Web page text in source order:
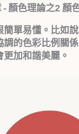
- 顏色理論之2 顏
簡單易懂。比如
調的色彩比例關
加和諧美麗。